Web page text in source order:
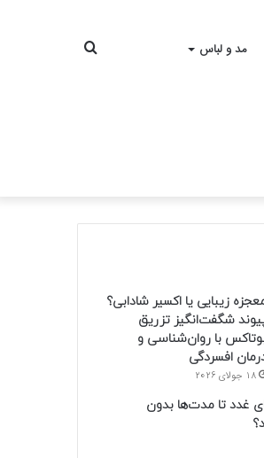
مد و لباس جستجو
زیبایی یا اکسیر شادابی؟
شگفت‌انگیز تزریق
با روان‌شناسی و
افسردگی
18 جولای 2026
غدد تا مدت‌ها بدون